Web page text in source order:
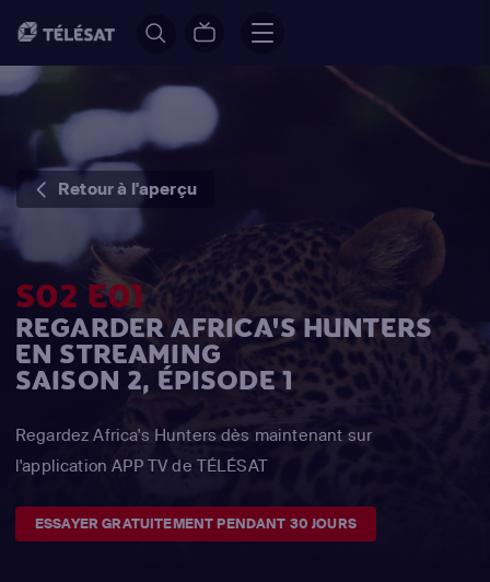
Retour à l'aperçu
S02 E01
REGARDER AFRICA'S HUNTERS
EN STREAMING
SAISON 2, ÉPISODE 1
Regardez Africa's Hunters dès maintenant sur
l'application APP TV de TÉLÉSAT
ESSAYER GRATUITEMENT PENDANT 30 JOURS